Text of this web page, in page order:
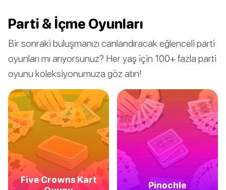
Parti & İçme Oyunları
Bir sonraki buluşmanızı canlandıracak eğlenceli parti
oyunları mı arıyorsunuz? Her yaş için 100+ fazla parti
oyunu koleksiyonumuza göz atın!
Five Crowns Kart
Pinochle